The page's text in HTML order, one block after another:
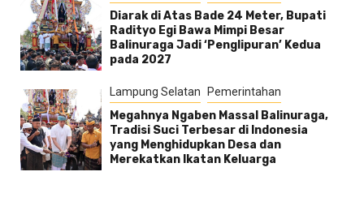
Diarak di Atas Bade 24 Meter, Bupati
Radityo Egi Bawa Mimpi Besar
Balinuraga Jadi ‘Penglipuran’ Kedua
pada 2027
Lampung Selatan Pemerintahan
Megahnya Ngaben Massal Balinuraga,
Tradisi Suci Terbesar di Indonesia
yang Menghidupkan Desa dan
Merekatkan Ikatan Keluarga